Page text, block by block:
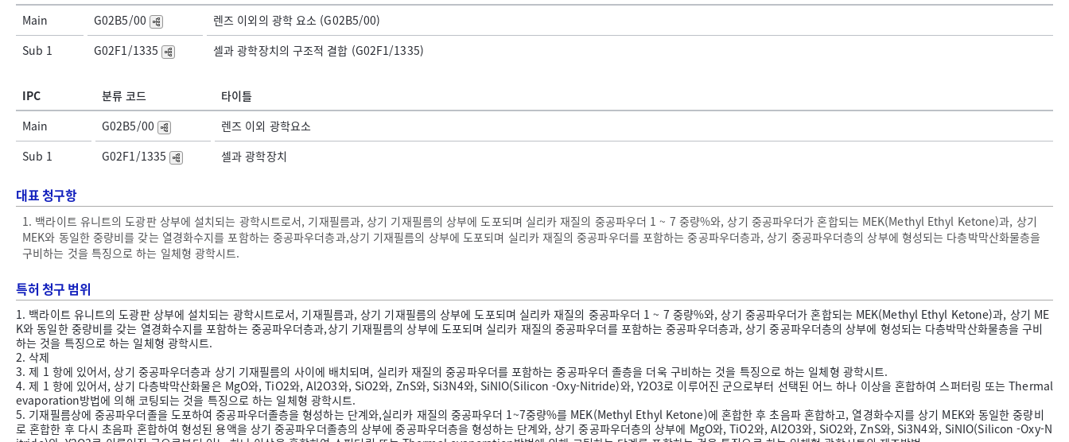
Main
G02B5/00
렌즈 이외의 광학 요소 (G02B5/00)
Sub 1
G02F1/1335 셀과 광학장치의 구조적 결합 (G02F1/1335)
IPC 분류 코드
타이틀
Main
G02B5/00
렌즈 이외 광학요소
Sub 1
G02F1/1335 셀과 광학장치
대표 청구항
1. 백라이트 유니트의 도광판 상부에 설치되는 광학시트로서, 기재필름과, 상기 기재필름의 상부에 도포되며 실리카 재질의 중공파우더 1 ~ 7 중량%와, 상기 중공파우더가 혼합되는 MEK(Methyl Ethyl Ketone)과, 상기
MEK와 동일한 중량비를 갖는 열경화수지를 포함하는 중공파우더층과,상기 기재필름의 상부에 도포되며 실리카 재질의 중공파우더를 포함하는 중공파우더층과, 상기 중공파우더층의 상부에 형성되는 다층박막산화물층을
구비하는 것을 특징으로 하는 일체형 광학시트.
특허 청구 범위
1. 백라이트 유니트의 도광판 상부에 설치되는 광학시트로서, 기재필름과, 상기 기재필름의 상부에 도포되며 실리카 재질의 중공파우더 1 ~ 7 중량%와, 상기 중공파우더가 혼합되는 MEK(Methyl Ethyl Ketone)과, 상기 ME
K와 동일한 중량비를 갖는 열경화수지를 포함하는 중공파우더층과,상기 기재필름의 상부에 도포되며 실리카 재질의 중공파우더를 포함하는 중공파우더층과, 상기 중공파우더층의 상부에 형성되는 다층박막산화물층을 구비
하는 것을 특징으로 하는 일체형 광학시트.
2. 삭제
3. 제 1 항에 있어서, 상기 중공파우더층과 상기 기재필름의 사이에 배치되며, 실리카 재질의 중공파우더를 포함하는 중공파우더 졸층을 더욱 구비하는 것을 특징으로 하는 일체형 광학시트.
4. 제 1 항에 있어서, 상기 다층박막산화물은 MgO와, TiO2와, Al2O3와, SiO2와, ZnS와, Si3N4와, SiNIO(Silicon -Oxy-Nitride)와, Y2O3로 이루어진 군으로부터 선택된 어느 하나 이상을 혼합하여 스퍼터링 또는 Thermal
evaporation방법에 의해 코팅되는 것을 특징으로 하는 일체형 광학시트.
5. 기재필름상에 중공파우더졸을 도포하여 중공파우더졸층을 형성하는 단계와,실리카 재질의 중공파우더 1~7중량%를 MEK(Methyl Ethyl Ketone)에 혼합한 후 초음파 혼합하고, 열경화수지를 상기 MEK와 동일한 중량비
로 혼합한 후 다시 초음파 혼합하여 형성된 용액을 상기 중공파우더졸층의 상부에 중공파우더층을 형성하는 단계와, 상기 중공파우더층의 상부에 MgO와, TiO2와, Al2O3와, SiO2와, ZnS와, Si3N4와, SiNIO(Silicon -Oxy-N